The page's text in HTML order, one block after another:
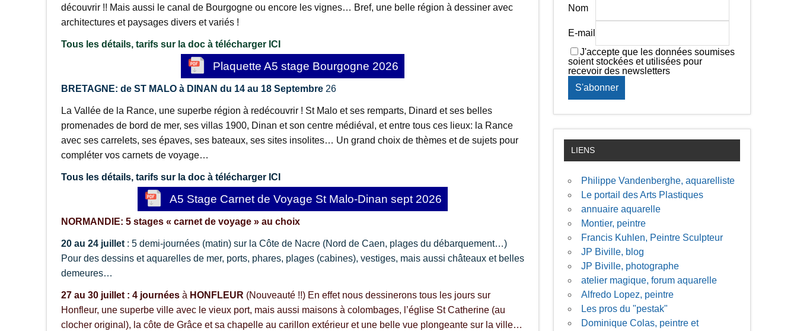
découvrir !! Mais aussi le canal de Bourgogne ou encore les vignes… Bref, une belle région à dessiner avec
architectures et paysages divers et variés !
Tous les détails, tarifs sur la doc à télécharger ICI
Plaquette A5 stage Bourgogne 2026
BRETAGNE: de ST MALO à DINAN du 14 au 18 Septembre26
La Vallée de la Rance, une superbe région à redécouvrir ! St Malo et ses remparts, Dinard et ses belles
promenades de bord de mer, ses villas 1900, Dinan et son centre médiéval, et entre tous ces lieux: la Rance
avec ses carrelets, ses épaves, ses bateaux, ses sites insolites… Un grand choix de thèmes et de sujets pour
compléter vos carnets de voyage…
Tous les détails, tarifs sur la doc à télécharger ICI
A5 Stage Carnet de Voyage St Malo-Dinan sept 2026
NORMANDIE: 5 stages « carnet de voyage » au choix
20 au 24 juillet : 5 demi-journées (matin) sur la Côte de Nacre (Nord de Caen, plages du débarquement…)
Pour des dessins et aquarelles de mer, ports, phares, plages (cabines), vestiges, mais aussi châteaux et belles
demeures…
27 au 30 juillet : 4 journéesà HONFLEUR (Nouveauté !!) En effet nous dessinerons tous les jours sur
Honfleur, une superbe ville avec le vieux port, mais aussi maisons à colombages, l’église St Catherine (au
clocher original), la côte de Grâce et sa chapelle au carillon extérieur et une belle vue plongeante sur la ville…
Nom
E-mail
J'accepte que les données soumises
soient stockées et utilisées pour
recevoir des newsletters
LIENS
Philippe Vandenberghe, aquarelliste
Le portail des Arts Plastiques
annuaire aquarelle
Montier, peintre
Francis Kuhlen, Peintre Sculpteur
JP Biville, blog
JP Biville, photographe
atelier magique, forum aquarelle
Alfredo Lopez, peintre
Les pros du "pestak"
Dominique Colas, peintre et